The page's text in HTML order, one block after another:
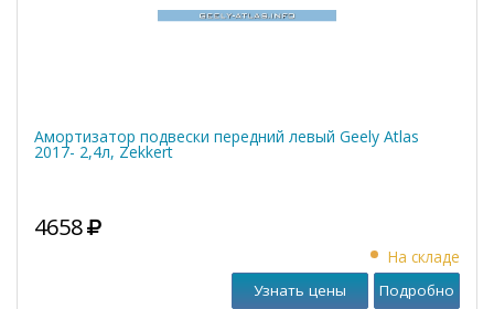
Амортизатор подвески передний левый Geely Atlas
2017- 2,4л, Zekkert
4658
На складе
Узнать цены Подробно